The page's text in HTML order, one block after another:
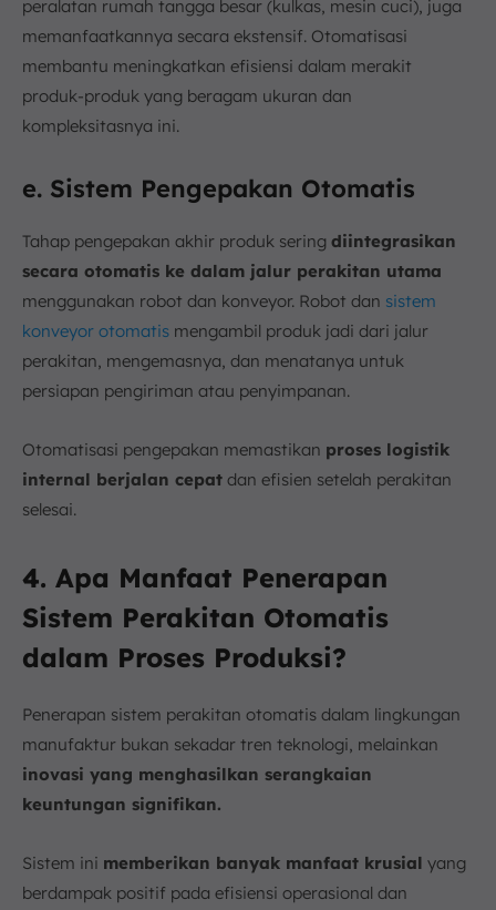
peralatan rumah tangga besar (kulkas, mesin cuci), juga
memanfaatkannya secara ekstensif. Otomatisasi
membantu meningkatkan efisiensi dalam merakit
produk-produk yang beragam ukuran dan
kompleksitasnya ini.
e. Sistem Pengepakan Otomatis
Tahap pengepakan akhir produk sering diintegrasikan
secara otomatis ke dalam jalur perakitan utama
menggunakan robot dan konveyor. Robot dan sistem
konveyor otomatis mengambil produk jadi dari jalur
perakitan, mengemasnya, dan menatanya untuk
persiapan pengiriman atau penyimpanan.
Otomatisasi pengepakan memastikan proses logistik
internal berjalan cepat dan efisien setelah perakitan
selesai.
4. Apa Manfaat Penerapan
Sistem Perakitan Otomatis
dalam Proses Produksi?
Penerapan sistem perakitan otomatis dalam lingkungan
manufaktur bukan sekadar tren teknologi, melainkan
inovasi yang menghasilkan serangkaian
keuntungan signifikan.
Sistem ini memberikan banyak manfaat krusial yang
berdampak positif pada efisiensi operasional dan